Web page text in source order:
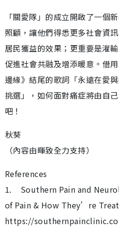
「關愛隊」的成立開啟了一個
照顧，讓他們得悉更多社會資
居民獲益的效果；更重要是灌
促進社會共融及增添暖意。借
邊緣》結尾的歌詞「永遠在愛
挑選」，如何面對痛症將由自
吧！
秋葵
（內容由暉致全力支持）
References
1. Southern Pain and
of Pain & How They’re
https://